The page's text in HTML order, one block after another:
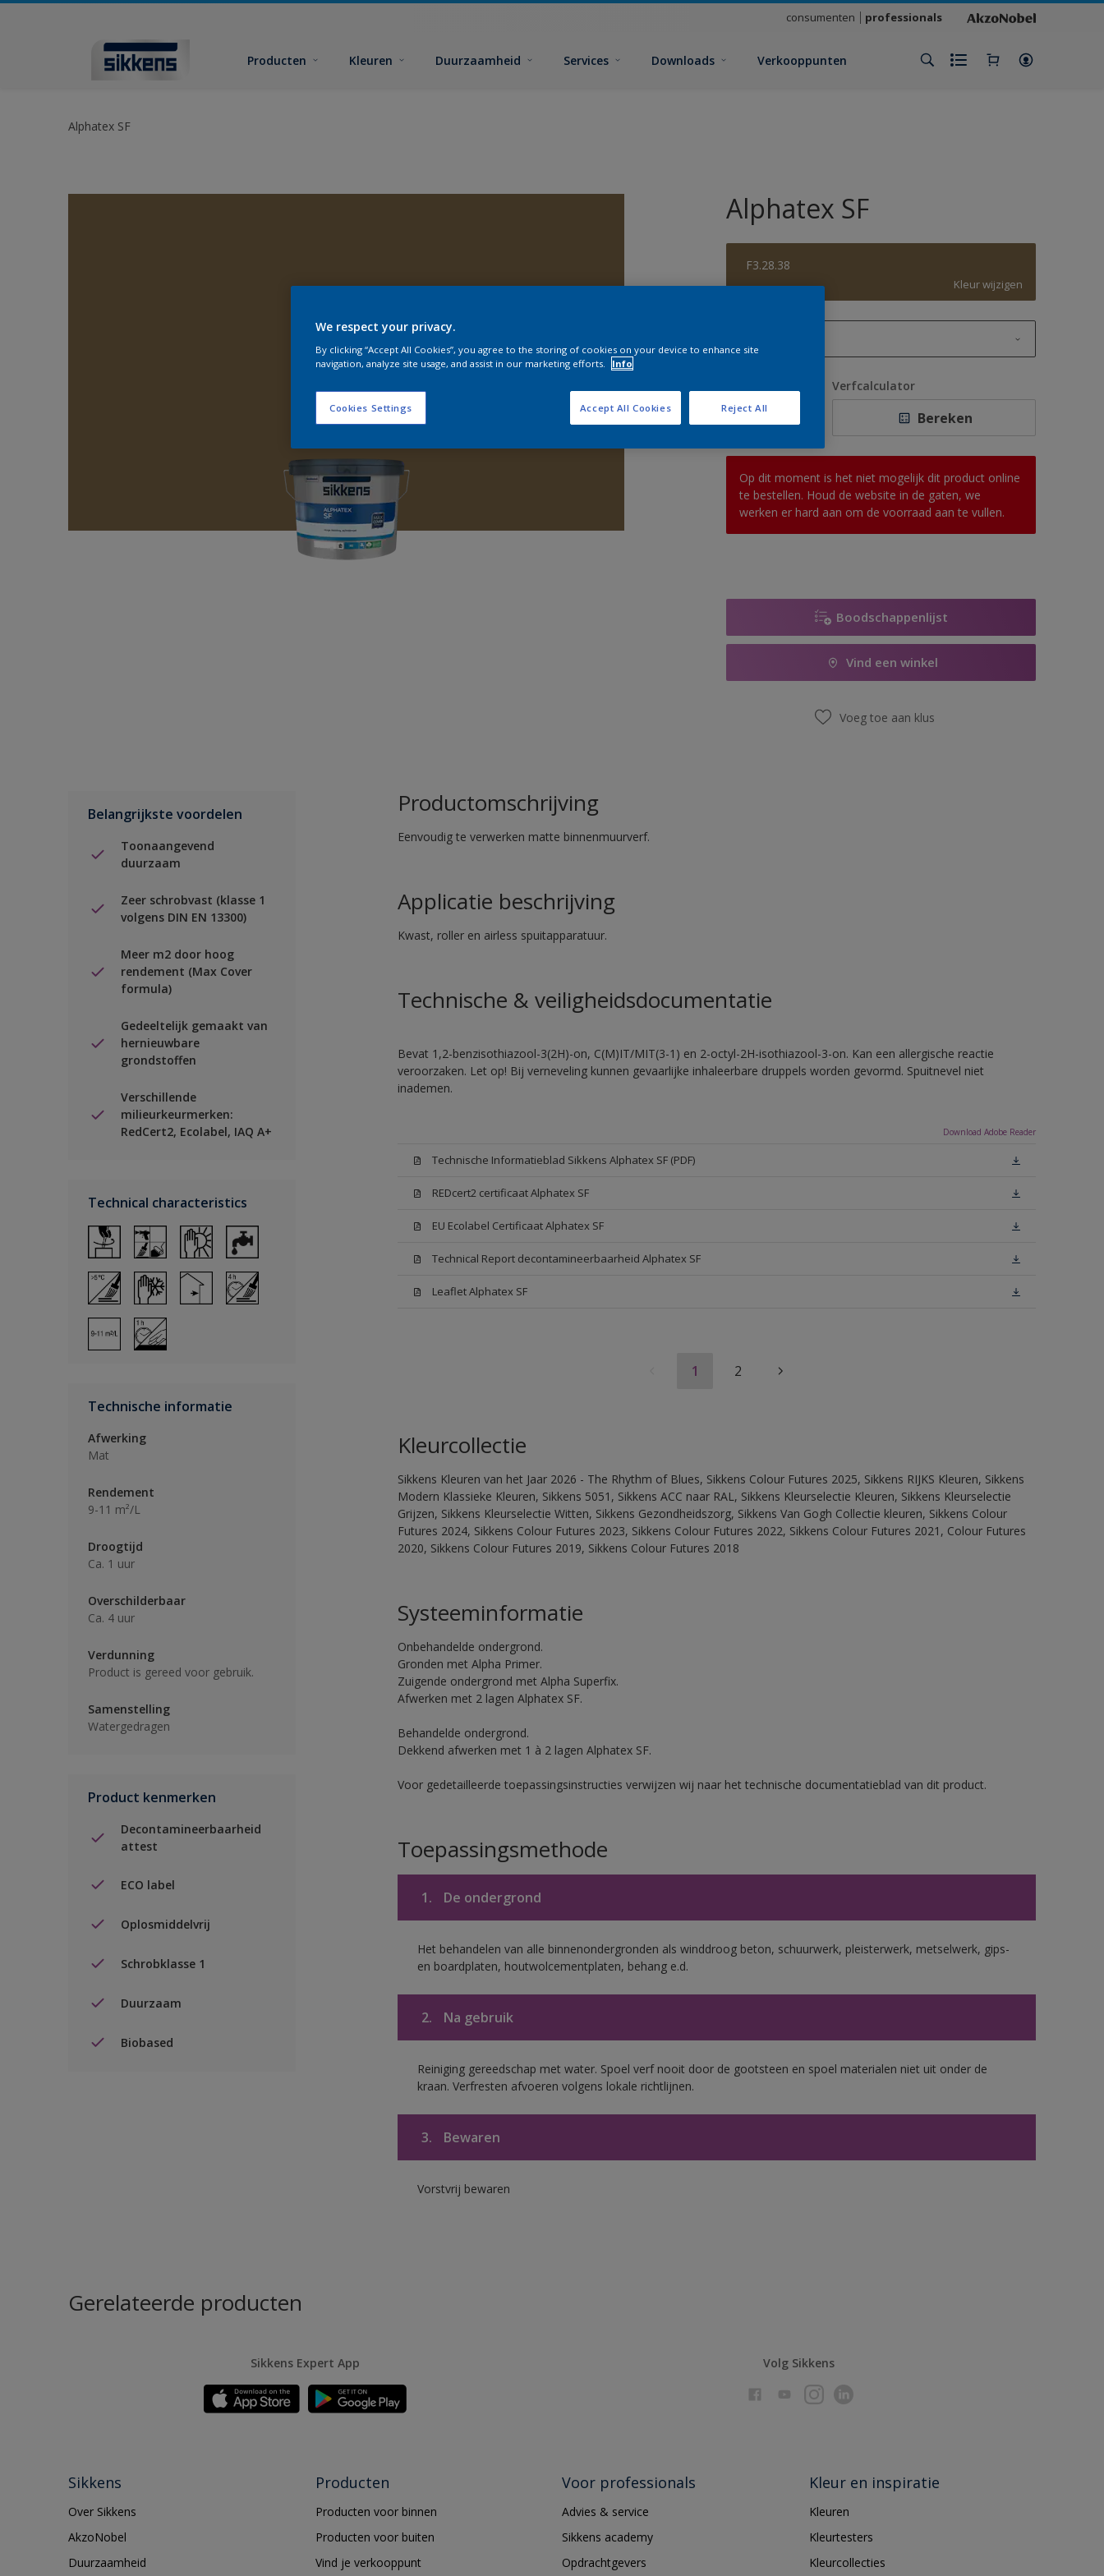
consumenten professionals
Producten Kleuren Duurzaamheid Services Downloads Verkooppunten
Alphatex SF
Alphatex SF
F3.28.38
Kleur wijzigen
2,5 L
10 L
Verfcalculator
Bereken
Op dit moment is het niet mogelijk dit product online
te bestellen. Houd de website in de gaten, we
werken er hard aan om de voorraad aan te vullen.
Boodschappenlijst
Vind een winkel
Voeg toe aan klus
Belangrijkste voordelen
Toonaangevend
duurzaam
Zeer schrobvast (klasse 1
volgens DIN EN 13300)
Meer m2 door hoog
rendement (Max Cover
formula)
Gedeeltelijk gemaakt van
hernieuwbare
grondstoffen
Verschillende
milieurkeurmerken:
RedCert2, Ecolabel, IAQ A+
Technical characteristics
Technische informatie
Afwerking
Mat
Rendement
9-11 m²/L
Droogtijd
Ca. 1 uur
Overschilderbaar
Ca. 4 uur
Verdunning
Product is gereed voor gebruik.
Samenstelling
Watergedragen
Product kenmerken
Decontamineerbaarheid
attest
ECO label
Oplosmiddelvrij
Schrobklasse 1
Duurzaam
Biobased
Productomschrijving
Eenvoudig te verwerken matte binnenmuurverf.
Applicatie beschrijving
Kwast, roller en airless spuitapparatuur.
Technische & veiligheidsdocumentatie
Bevat 1,2-benzisothiazool-3(2H)-on, C(M)IT/MIT(3-1) en 2-octyl-2H-isothiazool-3-on. Kan een allergische reactie
veroorzaken. Let op! Bij verneveling kunnen gevaarlijke inhaleerbare druppels worden gevormd. Spuitnevel niet
inademen.
Download Adobe Reader
Technische Informatieblad Sikkens Alphatex SF (PDF)
REDcert2 certificaat Alphatex SF
EU Ecolabel Certificaat Alphatex SF
Technical Report decontamineerbaarheid Alphatex SF
Leaflet Alphatex SF
1 2
Kleurcollectie
Sikkens Kleuren van het Jaar 2026 - The Rhythm of Blues, Sikkens Colour Futures 2025, Sikkens RIJKS Kleuren, Sikkens
Modern Klassieke Kleuren, Sikkens 5051, Sikkens ACC naar RAL, Sikkens Kleurselectie Kleuren, Sikkens Kleurselectie
Grijzen, Sikkens Kleurselectie Witten, Sikkens Gezondheidszorg, Sikkens Van Gogh Collectie kleuren, Sikkens Colour
Futures 2024, Sikkens Colour Futures 2023, Sikkens Colour Futures 2022, Sikkens Colour Futures 2021, Colour Futures
2020, Sikkens Colour Futures 2019, Sikkens Colour Futures 2018
Systeeminformatie
Onbehandelde ondergrond.
Gronden met Alpha Primer.
Zuigende ondergrond met Alpha Superfix.
Afwerken met 2 lagen Alphatex SF.
Behandelde ondergrond.
Dekkend afwerken met 1 à 2 lagen Alphatex SF.
Voor gedetailleerde toepassingsinstructies verwijzen wij naar het technische documentatieblad van dit product.
Toepassingsmethode
1. De ondergrond
Het behandelen van alle binnenondergronden als winddroog beton, schuurwerk, pleisterwerk, metselwerk, gips-
en boardplaten, houtwolcementplaten, behang e.d.
2. Na gebruik
Reiniging gereedschap met water. Spoel verf nooit door de gootsteen en spoel materialen niet uit onder de
kraan. Verfresten afvoeren volgens lokale richtlijnen.
3. Bewaren
Vorstvrij bewaren
Gerelateerde producten
Sikkens Expert App Volg Sikkens
Sikkens
Over Sikkens
AkzoNobel
Duurzaamheid
Producten
Producten voor binnen
Producten voor buiten
Vind je verkooppunt
Voor professionals
Advies & service
Sikkens academy
Opdrachtgevers
Kleur en inspiratie
Kleuren
Kleurtesters
Kleurcollecties
We respect your privacy.
By clicking “Accept All Cookies”, you agree to the storing of cookies on your device to enhance site
navigation, analyze site usage, and assist in our marketing efforts.
Info
Cookies Settings Reject All
Accept All Cookies